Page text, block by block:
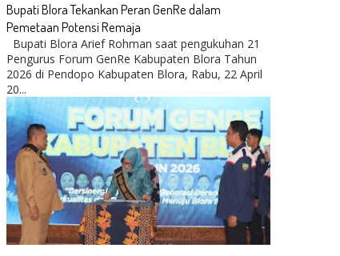
Bupati Blora Tekankan Peran GenRe dalam
Pemetaan Potensi Remaja
Bupati Blora Arief Rohman saat pengukuhan 21
Pengurus Forum GenRe Kabupaten Blora Tahun
2026 di Pendopo Kabupaten Blora, Rabu, 22 April
20...